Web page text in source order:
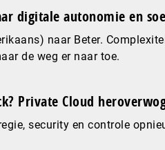
digitale autonomie en
naar Beter.
de weg er naar toe.
Private Cloud
security en controle